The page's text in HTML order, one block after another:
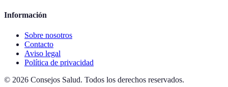
Información
Sobre nosotros
Contacto
Aviso legal
Política de privacidad
© 2026 Consejos Salud. Todos los derechos reservados.